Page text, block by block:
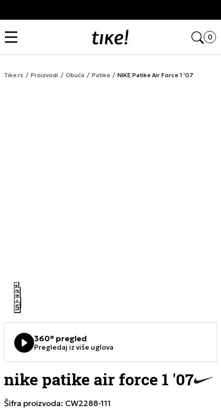
0
Tike.rs Proizvodi Obuća Patike NIKE Patike Air Force 1 '07
1
2
3
4
5
360° pregled
Pregledaj iz više uglova
nike patike air force 1 '07
Šifra proizvoda: CW2288-111